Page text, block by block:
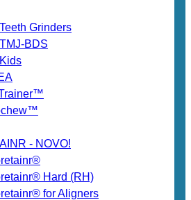
Grinders
BDS
- NOVO!
Hard (RH)
for Aligners